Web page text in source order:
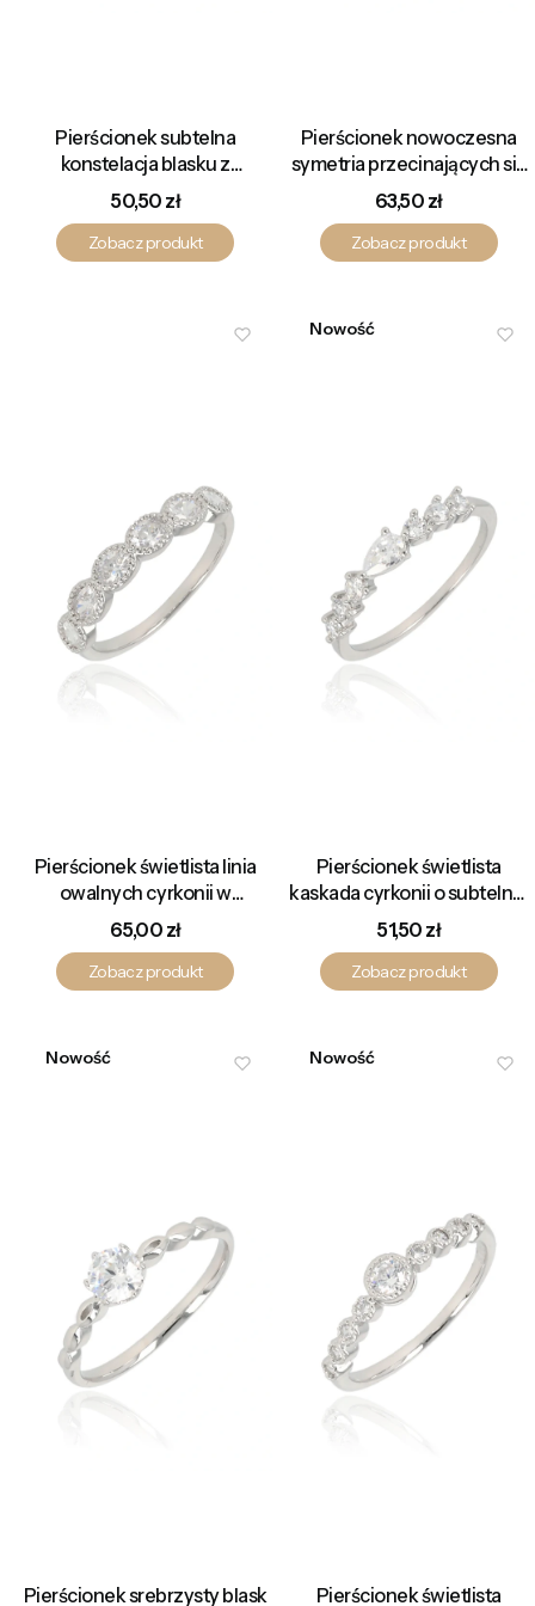
Pierścionek subtelna
konstelacja blasku z
centralną cyrkonią i
świetlistymi akcentami
Cena
50,50 zł
Zobacz produkt
Pierścionek nowoczesna
symetria przecinających się
linii z cyrkoniowym blaskiem
Cena
63,50 zł
Zobacz produkt
Pierścionek świetlista linia
owalnych cyrkonii w
eleganckiej oprawie
Cena
65,00 zł
Zobacz produkt
Nowość
Pierścionek świetlista
kaskada cyrkonii o subtelnej
linii z centralnym kamieniem
w kształcie łzy
Cena
51,50 zł
Zobacz produkt
Nowość
Pierścionek srebrzysty blask
Nowość
Pierścionek świetlista